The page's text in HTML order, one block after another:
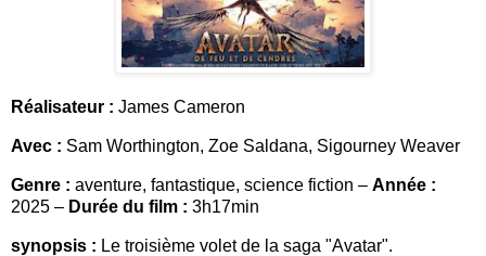
Réalisateur : James Cameron
Avec : Sam Worthington, Zoe Saldana, Sigourney Weaver
Genre : aventure, fantastique, science fiction – Année :
2025 – Durée du film : 3h17min
synopsis : Le troisième volet de la saga "Avatar".